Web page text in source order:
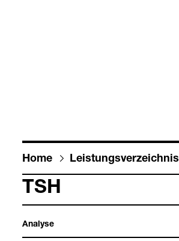
Home Leis­tungs­ver­zeich­nis
TSH
Ana­lyse